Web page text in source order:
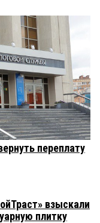
переплату
взыскали
плитку